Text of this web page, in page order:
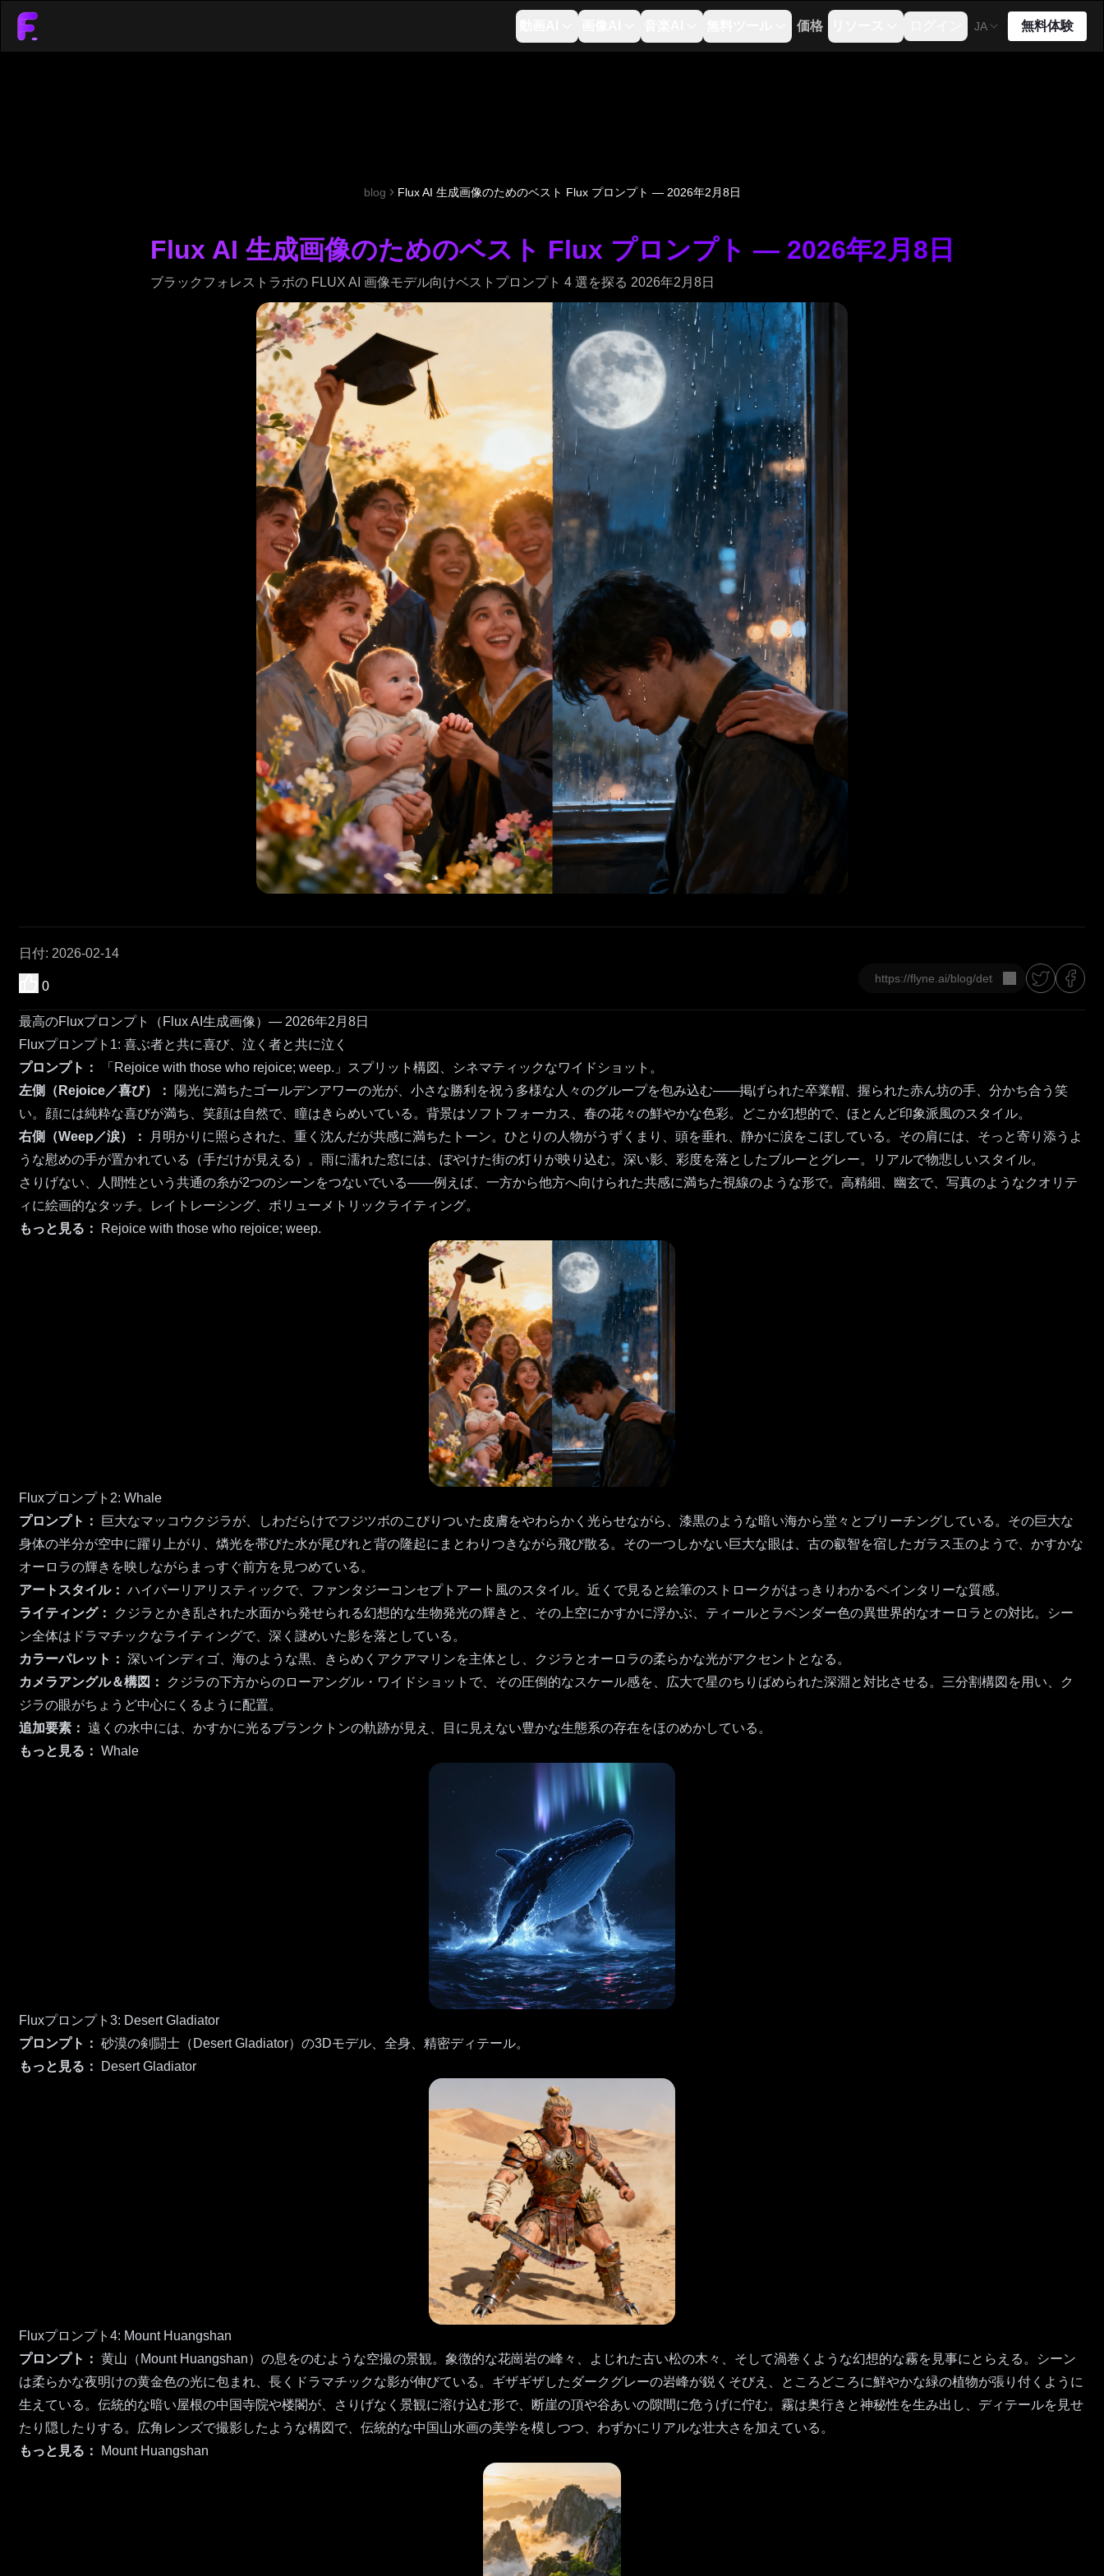
価格 JA 無料体験
blog Flux AI 生成画像のためのベスト Flux プロンプト — 2026年2月8日
Flux AI 生成画像のためのベスト Flux プロンプト — 2026年2月8日
ブラックフォレストラボの FLUX AI 画像モデル向けベストプロンプト 4 選を探る 2026年2月8日
日付: 2026-02-14
0 コピー
最高のFluxプロンプト（Flux AI生成画像）— 2026年2月8日
Fluxプロンプト1: 喜ぶ者と共に喜び、泣く者と共に泣く
プロンプト：
「Rejoice with those who rejoice; weep.」スプリット構図、シネマティックなワイドショット。
左側（Rejoice／喜び）：
陽光に満ちたゴールデンアワーの光が、小さな勝利を祝う多様な人々のグループを包み込む――掲げられた卒業帽、握られた赤ん坊の手、分かち合う笑
い。顔には純粋な喜びが満ち、笑顔は自然で、瞳はきらめいている。背景はソフトフォーカス、春の花々の鮮やかな色彩。どこか幻想的で、ほとんど印象派風のスタイル。
右側（Weep／涙）：
月明かりに照らされた、重く沈んだが共感に満ちたトーン。ひとりの人物がうずくまり、頭を垂れ、静かに涙をこぼしている。その肩には、そっと寄り添うよ
うな慰めの手が置かれている（手だけが見える）。雨に濡れた窓には、ぼやけた街の灯りが映り込む。深い影、彩度を落としたブルーとグレー。リアルで物悲しいスタイル。
さりげない、人間性という共通の糸が2つのシーンをつないでいる――例えば、一方から他方へ向けられた共感に満ちた視線のような形で。高精細、幽玄で、写真のようなクオリテ
ィに絵画的なタッチ。レイトレーシング、ボリューメトリックライティング。
もっと見る：
Rejoice with those who rejoice; weep.
Fluxプロンプト2: Whale
プロンプト：
巨大なマッコウクジラが、しわだらけでフジツボのこびりついた皮膚をやわらかく光らせながら、漆黒のような暗い海から堂々とブリーチングしている。その巨大な
身体の半分が空中に躍り上がり、燐光を帯びた水が尾びれと背の隆起にまとわりつきながら飛び散る。その一つしかない巨大な眼は、古の叡智を宿したガラス玉のようで、かすかな
オーロラの輝きを映しながらまっすぐ前方を見つめている。
アートスタイル： ハイパーリアリスティックで、ファンタジーコンセプトアート風のスタイル。近くで見ると絵筆のストロークがはっきりわかるペインタリーな質感。
ライティング：
クジラとかき乱された水面から発せられる幻想的な生物発光の輝きと、その上空にかすかに浮かぶ、ティールとラベンダー色の異世界的なオーロラとの対比。シー
ン全体はドラマチックなライティングで、深く謎めいた影を落としている。
カラーパレット： 深いインディゴ、海のような黒、きらめくアクアマリンを主体とし、クジラとオーロラの柔らかな光がアクセントとなる。
カメラアングル＆構図：
クジラの下方からのローアングル・ワイドショットで、その圧倒的なスケール感を、広大で星のちりばめられた深淵と対比させる。三分割構図を用い、ク
ジラの眼がちょうど中心にくるように配置。
追加要素： 遠くの水中には、かすかに光るプランクトンの軌跡が見え、目に見えない豊かな生態系の存在をほのめかしている。
もっと見る： Whale
Fluxプロンプト3: Desert Gladiator
プロンプト： 砂漠の剣闘士（Desert Gladiator）の3Dモデル、全身、精密ディテール。
もっと見る：
Desert Gladiator
Fluxプロンプト4: Mount Huangshan
プロンプト： 黄山（Mount Huangshan）の息をのむような空撮の景観。象徴的な花崗岩の峰々、よじれた古い松の木々、そして渦巻くような幻想的な霧を見事にとらえる。シーン
は柔らかな夜明けの黄金色の光に包まれ、長くドラマチックな影が伸びている。ギザギザしたダークグレーの岩峰が鋭くそびえ、ところどころに鮮やかな緑の植物が張り付くように
生えている。伝統的な暗い屋根の中国寺院や楼閣が、さりげなく景観に溶け込む形で、断崖の頂や谷あいの隙間に危うげに佇む。霧は奥行きと神秘性を生み出し、ディテールを見せ
たり隠したりする。広角レンズで撮影したような構図で、伝統的な中国山水画の美学を模しつつ、わずかにリアルな壮大さを加えている。
もっと見る：
Mount Huangshan